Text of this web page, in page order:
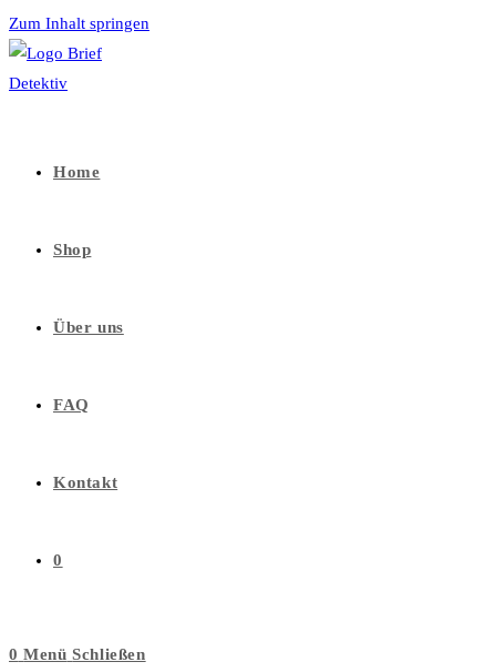
Zum Inhalt springen
Home
Shop
Über uns
FAQ
Kontakt
0
0 Menü Schließen